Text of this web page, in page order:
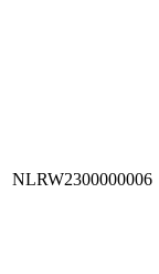
NLRW2300000006